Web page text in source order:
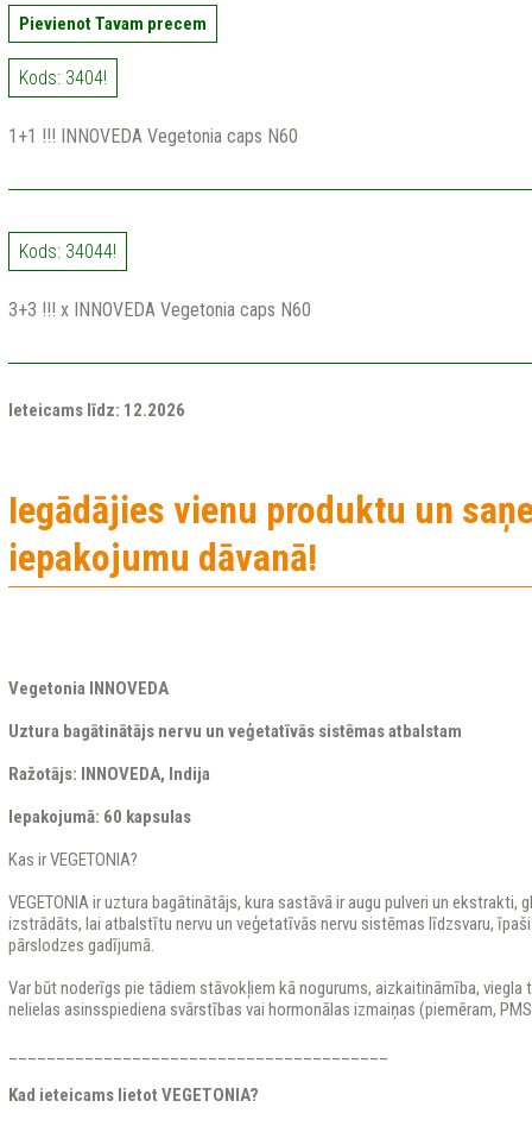
Pievienot Tavam precem
Kods: 3404!
1+1 !!! INNOVEDA Vegetonia caps N60
Kods: 34044!
3+3 !!! x INNOVEDA Vegetonia caps N60
Ieteicams līdz: 12.2026
Iegādājies vienu produktu un
iepakojumu dāvanā!
Vegetonia INNOVEDA
Uztura bagātinātājs nervu un veģetatīvās sistēmas atbalstam
Ražotājs: INNOVEDA, Indija
Iepakojumā: 60 kapsulas
Kas ir VEGETONIA?
VEGETONIA ir uztura bagātinātājs, kura sastāvā ir augu pulveri un ekstrakti,
izstrādāts, lai atbalstītu nervu un veģetatīvās nervu sistēmas līdzsvaru,
pārslodzes gadījumā.
Var būt noderīgs pie tādiem stāvokļiem kā nogurums, aizkaitināmība, viegla
nelielas asinsspiediena svārstības vai hormonālas izmaiņas (piemēram,
Kad ieteicams lietot VEGETONIA?